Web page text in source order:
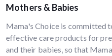
Mothers & Babies
Mama's Choice is committed
effective care products for
and their babies, so that